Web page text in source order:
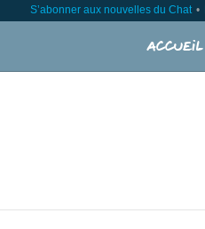
S’abonner aux nouvelles du Chat
Accueil